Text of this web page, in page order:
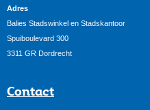
Adres
Balies Stadswinkel en Stadskantoor
Spuiboulevard 300
3311 GR Dordrecht
Contact